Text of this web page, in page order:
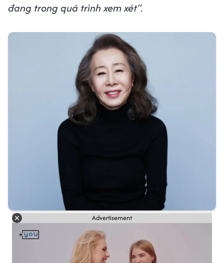
đang trong quá trình xem xét".
Advertisement